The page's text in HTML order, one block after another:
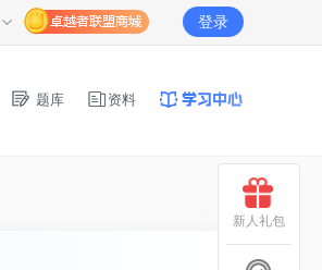
登录
题库 资料
新人礼包